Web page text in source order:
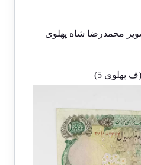
محمدرضا شاه پهلوی
پهلوی 5)